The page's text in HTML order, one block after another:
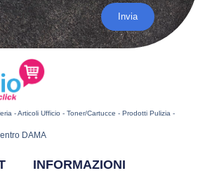
Invia
- Articoli Ufficio - Toner/Cartucce - Prodotti Pulizia -
DAMA
INFORMAZIONI